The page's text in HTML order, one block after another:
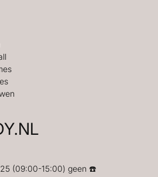
(09:00-15:00) geen ☎️